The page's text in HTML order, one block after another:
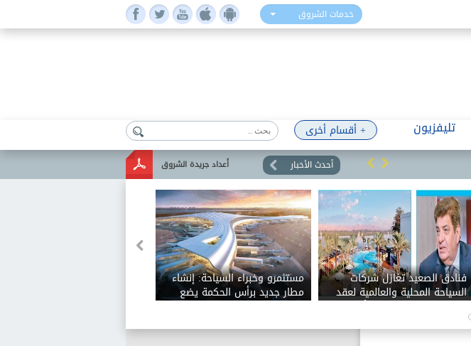
خدمات الشروق
+ أقسام أخرى تليفزيون
أعداد جريدة الشروق أحدث الأخبار
فنادق الصعيد تغازل شركات
السياحة المحلية والعالمية لعقد
مؤتمراتها فى الأقصر وأسوان
مستثمرو وخبراء السياحة: إنشاء
مطار جديد برأس الحكمة يضع
المنطقة بقوة على خريطة